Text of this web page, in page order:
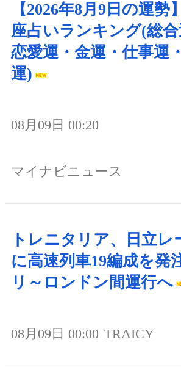
【2026年8月9日の運勢
座占いランキング(総合
恋愛運・金運・仕事運
運)
08月09日 00:20
マイナビニュース
トレニタリア、日立レ
に高速列車19編成を
リ～ロンドン間運行へ
08月09日 00:00 TRAICY